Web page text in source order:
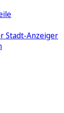
Stadt-Anzeiger